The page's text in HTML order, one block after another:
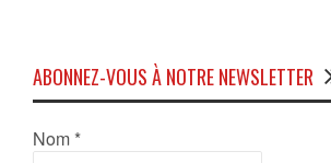
ABONNEZ-VOUS À NOTRE NEWSLETTER
Nom *